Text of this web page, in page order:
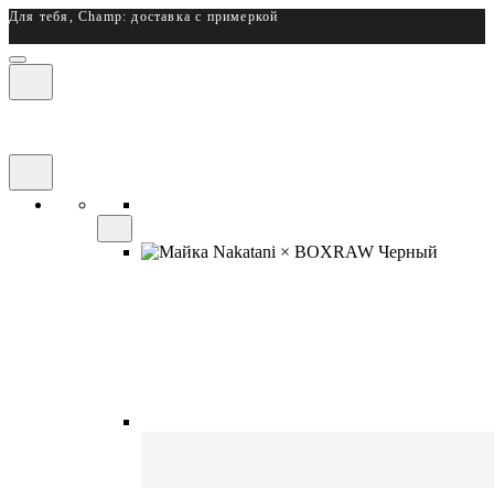
Для тебя, Champ: доставка с примеркой